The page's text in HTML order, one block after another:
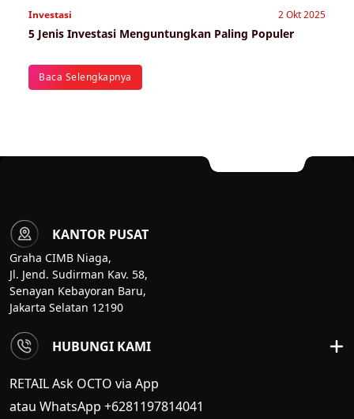
Investasi 2 Okt 2025
5 Jenis Investasi Menguntungkan Paling Populer
Baca Selengkapnya
KANTOR PUSAT
Graha CIMB Niaga,
Jl. Jend. Sudirman Kav. 58,
Senayan Kebayoran Baru,
Jakarta Selatan 12190
HUBUNGI KAMI
RETAIL Ask OCTO via App
atau WhatsApp +6281197814041